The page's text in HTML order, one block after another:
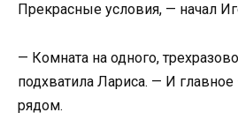
Прекрасные условия, — начал
— Комната на одного,
подхватила Лариса. — И
рядом.